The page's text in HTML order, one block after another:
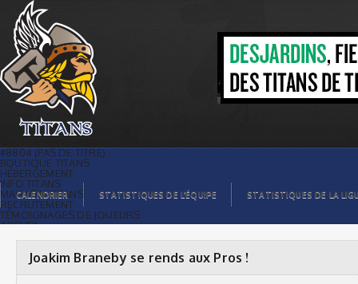
Joakim Braneby se rends aux Pros ! |
Titans de témiscaming
#8804 (PAS DE TITRE)
BOUTIQUE TITANS
HÉBERGEMENT
INFO TITANS
MAGASIN TITANS
RECRUTEMENT
TÉMOIGNAGES DE JOUEURS
ACCUEIL
GALERIE PHOTOS
STATISTIQUES
ORGANISATION
CALENDRIER STATISTIQUES DE L’ÉQUIPE STATISTIQUES DE LA
Joakim Braneby se rends aux Pros !